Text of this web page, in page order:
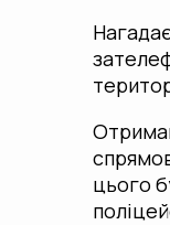
цього